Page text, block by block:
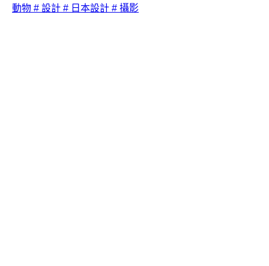
動物 # 設計 # 日本設計 # 攝影